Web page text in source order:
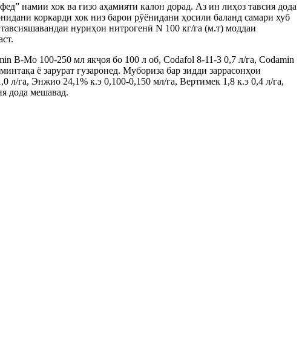
намии хок ва ғизо аҳамияти калон дорад. Аз ин лиҳоз тавсия дода
коркарди хок низ барои рӯёнидани ҳосили баланд самари хуб
нуриҳои нитрогенӣ N 100 кг/га (м.т) моддаи
B-Mo 100-250 мл якҷоя бо 100 л об, Codafol 8-11-3 0,7 л/га, Codamin
ё зарурат гузаронед. Мубориза бар зидди заррасонҳои
л/га, Энжио 24,1% к.э 0,100-0,150 мл/га, Вертимек 1,8 к.э 0,4 л/га,
дода мешавад.